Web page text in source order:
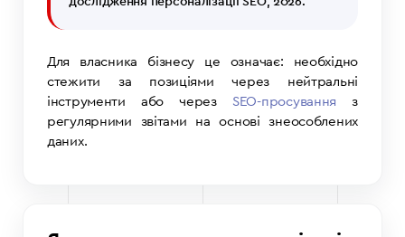
Для власника бізнесу це означає: необхідно
стежити за позиціями через нейтральні
інструменти або через
SEO-просування з
регулярними звітами на основі знеособлених
даних.